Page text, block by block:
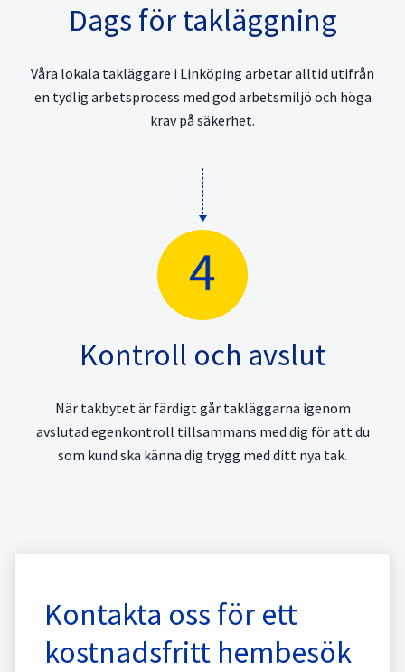
Dags för takläggning
Våra lokala takläggare i Linköping arbetar alltid utifrån
en tydlig arbetsprocess med god arbetsmiljö och höga
krav på säkerhet.
Kontroll och avslut
När takbytet är färdigt går takläggarna igenom
avslutad egenkontroll tillsammans med dig för att du
som kund ska känna dig trygg med ditt nya tak.
Kontakta oss för ett
kostnadsfritt hembesök